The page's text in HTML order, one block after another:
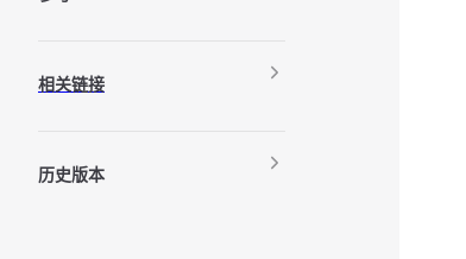
相关链接
历史版本